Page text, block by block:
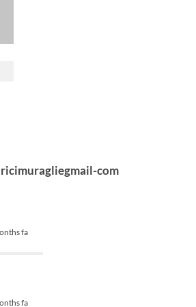
com
fa
fa